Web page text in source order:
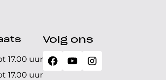
17.00 uur
17.00 uur
Volg ons